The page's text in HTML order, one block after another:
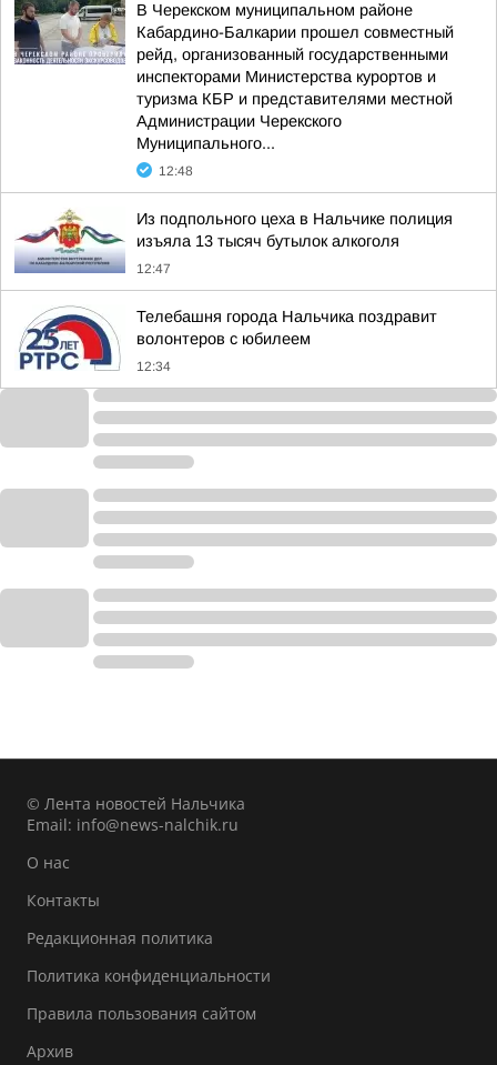
В Черекском муниципальном районе
Кабардино-Балкарии прошел совместный
рейд, организованный государственными
инспекторами Министерства курортов и
туризма КБР и представителями местной
Администрации Черекского
Муниципального...
12:48
Из подпольного цеха в Нальчике полиция
изъяла 13 тысяч бутылок алкоголя
12:47
Телебашня города Нальчика поздравит
волонтеров с юбилеем
12:34
© Лента новостей Нальчика
Email: info@news-nalchik.ru
О нас
Контакты
Редакционная политика
Политика конфиденциальности
Правила пользования сайтом
Архив